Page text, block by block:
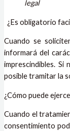
legal
¿Es obligatorio
Cuando se
informará del
imprescindibles.
posible tramitar la
¿Cómo puede
Cuando el
consentimiento